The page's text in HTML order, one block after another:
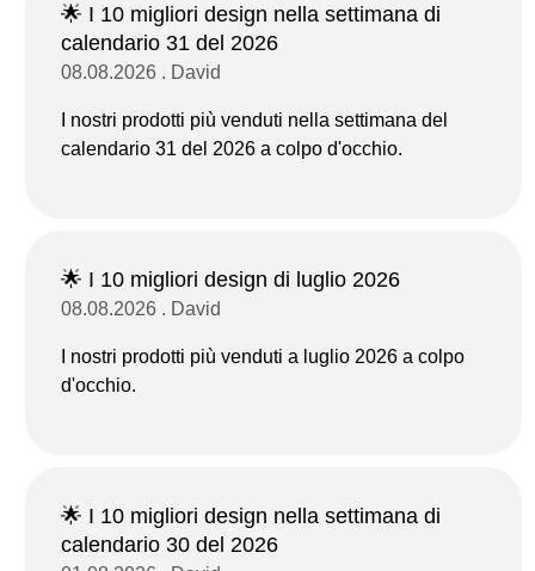
🌟 I 10 migliori design nella settimana di
calendario 31 del 2026
08.08.2026 . David
I nostri prodotti più venduti nella settimana del
calendario 31 del 2026 a colpo d'occhio.
🌟 I 10 migliori design di luglio 2026
08.08.2026 . David
I nostri prodotti più venduti a luglio 2026 a colpo
d'occhio.
🌟 I 10 migliori design nella settimana di
calendario 30 del 2026